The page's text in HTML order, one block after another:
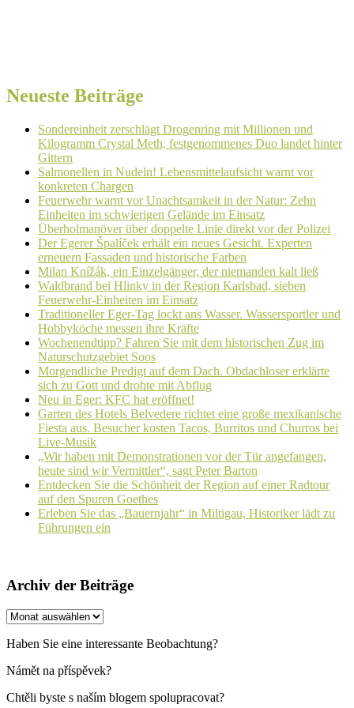
Neueste Beiträge
Sondereinheit zerschlägt Drogenring mit Millionen und
Kilogramm Crystal Meth, festgenommenes Duo landet hinter
Gittern
Salmonellen in Nudeln! Lebensmittelaufsicht warnt vor
konkreten Chargen
Feuerwehr warnt vor Unachtsamkeit in der Natur: Zehn
Einheiten im schwierigen Gelände im Einsatz
Überholmanöver über doppelte Linie direkt vor der Polizei
Der Egerer Špalíček erhält ein neues Gesicht. Experten
erneuern Fassaden und historische Farben
Milan Knížák, ein Einzelgänger, der niemanden kalt ließ
Waldbrand bei Hlinky in der Region Karlsbad, sieben
Feuerwehr-Einheiten im Einsatz
Traditioneller Eger-Tag lockt ans Wasser. Wassersportler und
Hobbyköche messen ihre Kräfte
Wochenendtipp? Fahren Sie mit dem historischen Zug im
Naturschutzgebiet Soos
Morgendliche Predigt auf dem Dach. Obdachloser erklärte
sich zu Gott und drohte mit Abflug
Neu in Eger: KFC hat eröffnet!
Garten des Hotels Belvedere richtet eine große mexikanische
Fiesta aus. Besucher kosten Tacos, Burritos und Churros bei
Live-Musik
„Wir haben mit Demonstrationen vor der Tür angefangen,
heute sind wir Vermittler“, sagt Peter Barton
Entdecken Sie die Schönheit der Region auf einer Radtour
auf den Spuren Goethes
Erleben Sie das „Bauernjahr“ in Miltigau, Historiker lädt zu
Führungen ein
Archiv der Beiträge
Archiv
Beiträge
Haben Sie eine interessante Beobachtung?
Námět na příspěvek?
Chtěli byste s naším blogem spolupracovat?